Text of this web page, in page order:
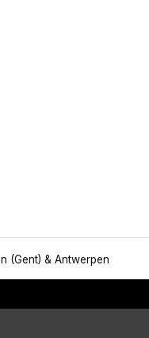
(Gent) & Antwerpen